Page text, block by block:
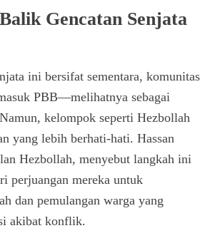
Gencatan Senjata
ini bersifat sementara, komunitas
PBB—melihatnya sebagai
kelompok seperti Hezbollah
yang lebih berhati-hati. Hassan
Hezbollah, menyebut langkah ini
perjuangan mereka untuk
dan pemulangan warga yang
akibat konflik.